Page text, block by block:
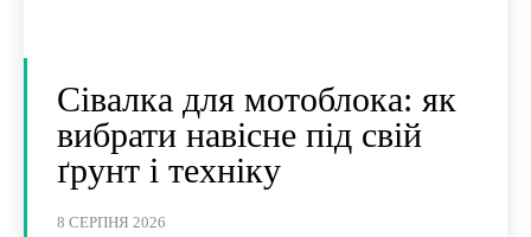
Сівалка для мотоблока: як
вибрати навісне під свій
ґрунт і техніку
8 СЕРПНЯ 2026